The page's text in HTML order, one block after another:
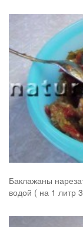
Баклажаны
водой ( на 1 литр